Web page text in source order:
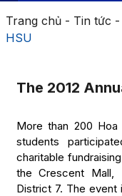
Trang chủ- Tin tức -
HSU
The 2012
More than 200
students
charitable
the Crescent Mall,
District 7. The event